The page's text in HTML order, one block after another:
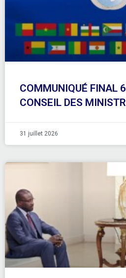
COMMUNIQUÉ FINAL
CONSEIL DES
31 juillet 2026